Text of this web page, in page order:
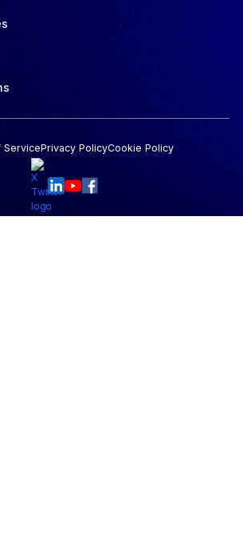
ServicePrivacy PolicyCookie Policy